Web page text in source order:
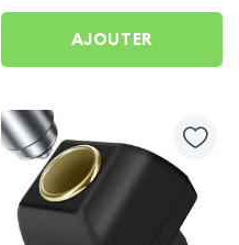
Redmi Note 10
AJOUTER